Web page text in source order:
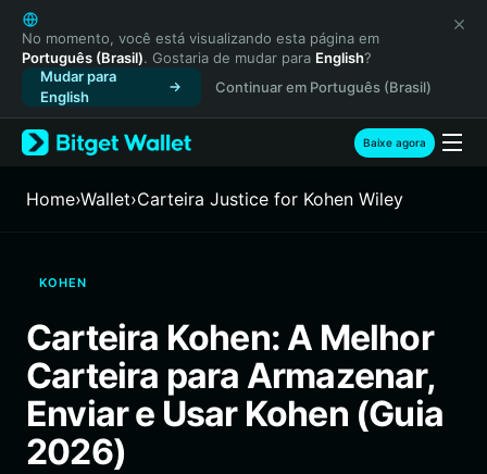
English
日本語
Tiếng Việt
Русский
Español (Latinoamérica)
Türkçe
Français
繁體中文
Bahasa Indonesia
ภาษาไทย
हिन्दी
Español
Português (Brasil)
No momento, você está visualizando esta página em
Português (Brasil). Gostaria de mudar para English?
Mudar para
English
Continuar em Português (Brasil)
Baixe agora
Home›Wallet›Carteira Justice for Kohen Wiley
KOHEN
Carteira Kohen: A Melhor
Carteira para Armazenar,
Enviar e Usar Kohen (Guia
2026)